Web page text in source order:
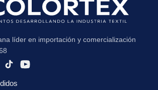
líder en importación y comercialización